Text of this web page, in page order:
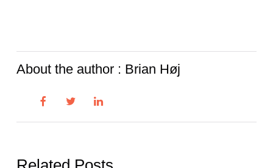
About the author : Brian Høj